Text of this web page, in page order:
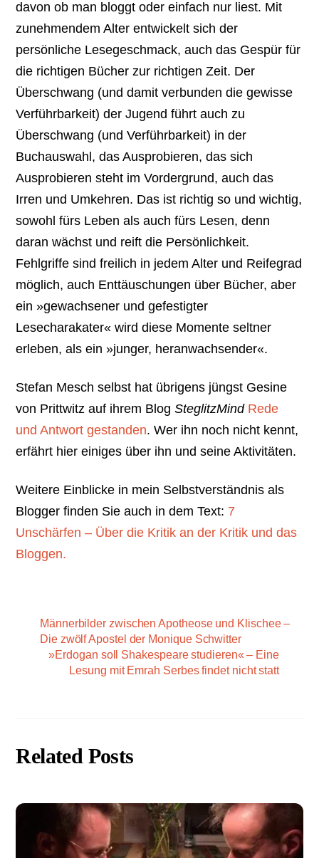
davon ob man bloggt oder einfach nur liest. Mit
zunehmendem Alter entwickelt sich der
persönliche Lesegeschmack, auch das Gespür für
die richtigen Bücher zur richtigen Zeit. Der
Überschwang (und damit verbunden die gewisse
Verführbarkeit) der Jugend führt auch zu
Überschwang (und Verführbarkeit) in der
Buchauswahl, das Ausprobieren, das sich
Ausprobieren steht im Vordergrund, auch das
Irren und Umkehren. Das ist richtig so und wichtig,
sowohl fürs Leben als auch fürs Lesen, denn
daran wächst und reift die Persönlichkeit.
Fehlgriffe sind freilich in jedem Alter und Reifegrad
möglich, auch Enttäuschungen über Bücher, aber
ein »gewachsener und gefestigter
Lesecharakater« wird diese Momente seltner
erleben, als ein »junger, heranwachsender«.
Stefan Mesch selbst hat übrigens jüngst Gesine
von Prittwitz auf ihrem BlogSteglitzMind Rede
und Antwort gestanden. Wer ihn noch nicht kennt,
erfährt hier einiges über ihn und seine Aktivitäten.
Weitere Einblicke in mein Selbstverständnis als
Blogger finden Sie auch in dem Text: 7
Unschärfen – Über die Kritik an der Kritik und das
Bloggen.
Männerbilder zwischen Apotheose und Klischee –
Die zwölf Apostel der Monique Schwitter
»Erdogan soll Shakespeare studieren« – Eine
Lesung mit Emrah Serbes findet nicht statt
Related Posts